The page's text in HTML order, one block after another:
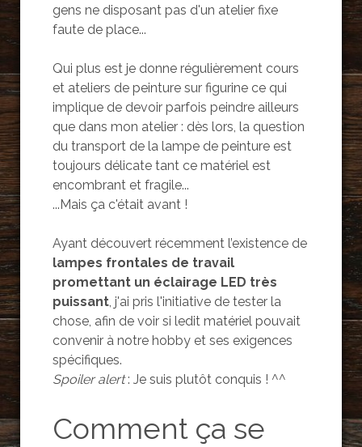
gens ne disposant pas d'un atelier fixe
faute de place...
Qui plus est je donne régulièrement cours
et ateliers de peinture sur figurine ce qui
implique de devoir parfois peindre ailleurs
que dans mon atelier : dès lors, la question
du transport de la lampe de peinture est
toujours délicate tant ce matériel est
encombrant et fragile...
...Mais ça c'était avant !
Ayant découvert récemment l’existence de
lampes frontales de travail
promettant un éclairage LED très
puissant, j'ai pris l'initiative de tester la
chose, afin de voir si ledit matériel pouvait
convenir à notre hobby et ses exigences
spécifiques.
Spoiler alert: Je suis plutôt conquis ! ^^
Comment ça se